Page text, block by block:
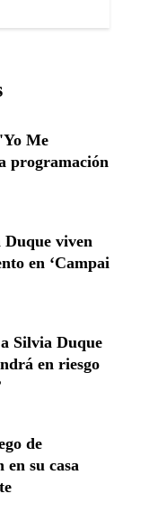
Me
programación
Duque viven
en ‘Campai
Silvia Duque
en riesgo
de
su casa